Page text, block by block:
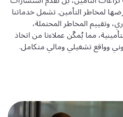
لمخاطر التأمين. تشمل خدماتنا
وتقييم المخاطر المحتملة،
مما يُمكّن عملاءنا من اتخاذ
وواقع تشغيلي ومالي متكامل.